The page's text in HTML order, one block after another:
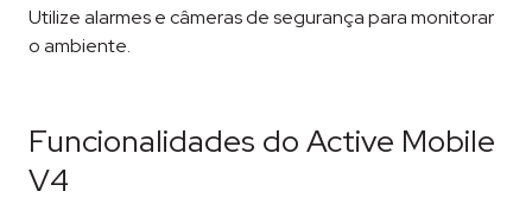
Utilize alarmes e câmeras de segurança para monitorar
o ambiente.
Funcionalidades do Active Mobile
V4